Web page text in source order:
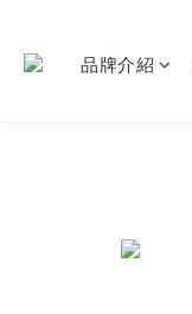
品牌介紹